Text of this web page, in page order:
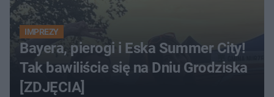
IMPREZY
Bayera, pierogi i Eska Summer City!
Tak bawiliście się na Dniu Grodziska
[ZDJĘCIA]